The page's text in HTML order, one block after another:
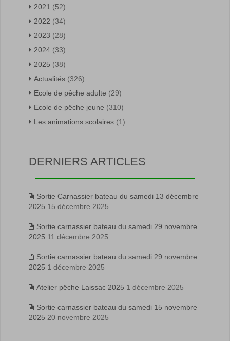
2021 (52)
2022 (34)
2023 (28)
2024 (33)
2025 (38)
Actualités (326)
Ecole de pêche adulte (29)
Ecole de pêche jeune (310)
Les animations scolaires (1)
DERNIERS ARTICLES
Sortie Carnassier bateau du samedi 13 décembre
2025 15 décembre 2025
Sortie carnassier bateau du samedi 29 novembre
2025 11 décembre 2025
Sortie carnassier bateau du samedi 29 novembre
2025 1 décembre 2025
Atelier pêche Laissac 2025 1 décembre 2025
Sortie carnassier bateau du samedi 15 novembre
2025 20 novembre 2025